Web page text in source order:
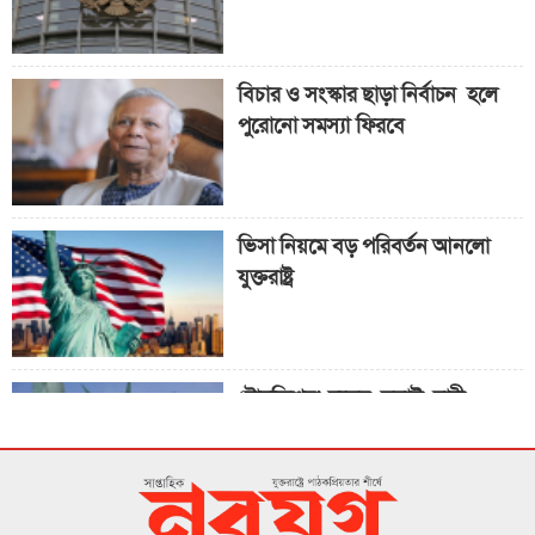
বিচার ও সংস্কার ছাড়া নির্বাচন হলে
পুরোনো সমস্যা ফিরবে
ভিসা নিয়মে বড় পরিবর্তন আনলো
যুক্তরাষ্ট্র
‘ট্রানজিশন’ দলের সবাই নারী